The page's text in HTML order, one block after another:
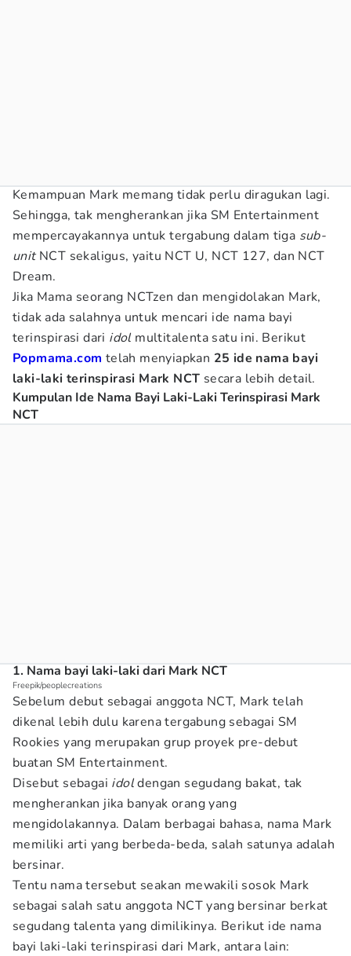
Kemampuan Mark memang tidak perlu diragukan lagi.
Sehingga, tak mengherankan jika SM Entertainment
mempercayakannya untuk tergabung dalam tiga sub-
unitNCT sekaligus, yaitu NCT U, NCT 127, dan NCT
Dream.
Jika Mama seorang NCTzen dan mengidolakan Mark,
tidak ada salahnya untuk mencari ide nama bayi
terinspirasi dari idolmultitalenta satu ini. Berikut
Popmama.com telah menyiapkan 25 ide nama bayi
laki-laki terinspirasi Mark NCT secara lebih detail.
Kumpulan Ide Nama Bayi Laki-Laki Terinspirasi Mark
NCT
1. Nama bayi laki-laki dari Mark NCT
Freepik/peoplecreations
Sebelum debut sebagai anggota NCT, Mark telah
dikenal lebih dulu karena tergabung sebagai SM
Rookies yang merupakan grup proyek pre-debut
buatan SM Entertainment.
Disebut sebagai idoldengan segudang bakat, tak
mengherankan jika banyak orang yang
mengidolakannya. Dalam berbagai bahasa, nama Mark
memiliki arti yang berbeda-beda, salah satunya adalah
bersinar.
Tentu nama tersebut seakan mewakili sosok Mark
sebagai salah satu anggota NCT yang bersinar berkat
segudang talenta yang dimilikinya. Berikut ide nama
bayi laki-laki terinspirasi dari Mark, antara lain: